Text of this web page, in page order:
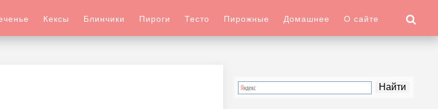
Кексы Блинчики Пироги Тесто Пирожные Домашнее О сайте